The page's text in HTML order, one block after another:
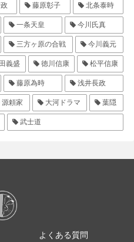
藤原彰子 北条泰時
一条天皇 今川氏真
三方ヶ原の合戦 今川義元
義盛 徳川信康 松平信康
藤原為時 浅井長政
源頼家 大河ドラマ 葉隠
武士道
よくある質問